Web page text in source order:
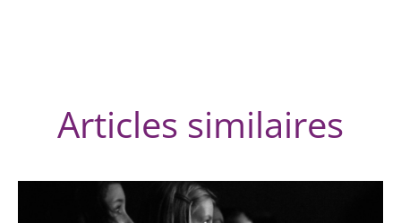
Articles similaires